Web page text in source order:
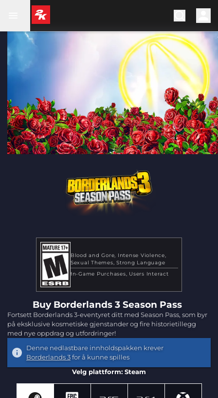
Blood and Gore Intense Violence
Sexual Themes Strong Language
In-Game Purchases
Users Interact
Buy Borderlands 3 Season Pass
Fortsett Borderlands 3-eventyret ditt med Season Pass, som byr
på eksklusive kosmetiske gjenstander og fire historietillegg
med nye oppdrag og utfordringer!
Denne nedlastbare innholdspakken krever
Borderlands 3for å kunne spilles
Velg plattform: Steam